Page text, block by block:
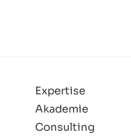
Expertise
Akademie
Consulting